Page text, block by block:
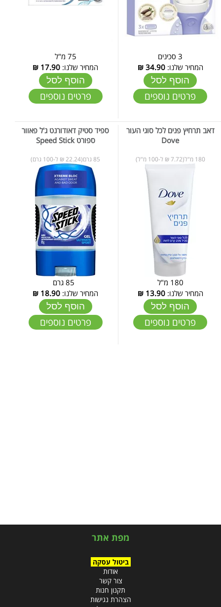
3 סכינים
המחיר שלנו:34.90
₪
הוסף לסל
פרטים נוספים
75 מ"ל
המחיר שלנו: 17.90
₪
הוסף לסל
פרטים נוספים
דאב תרחיץ פנים לכל סוגי העור
Dove
180 מ"ל(7.72 ₪ ל-100 מ"ל)
180 מ"ל
המחיר שלנו:13.90
₪
הוסף לסל
פרטים נוספים
ספיד סטיק דאודורנט ג'ל פאוור
ספורט Speed Stick
85 גרם(22.24 ₪ ל-100 גרם)
המחיר שלנו: 18.90
₪
הוסף לסל
פרטים נוספים
מפת אתר
ביטול עסקה
אודות
צור קשר
תקנון חנות
הצהרת נגישות